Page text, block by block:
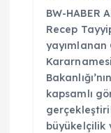
BW-HABER
Recep
yayımlanan
kapsamlı
büyükelçilik